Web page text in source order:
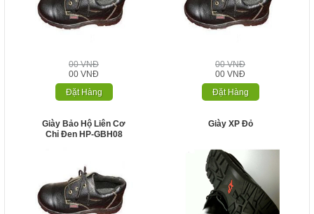
00 VNĐ
00 VNĐ
Đặt Hàng
00 VNĐ
00 VNĐ
Đặt Hàng
Giày Bảo Hộ Liên Cơ
Chỉ Đen HP-GBH08
Giày XP Đỏ